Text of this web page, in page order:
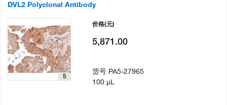
DVL2 Polyclonal Antibody
5
价格(元)
5,871.00
货号 PA5-27965
100 µL